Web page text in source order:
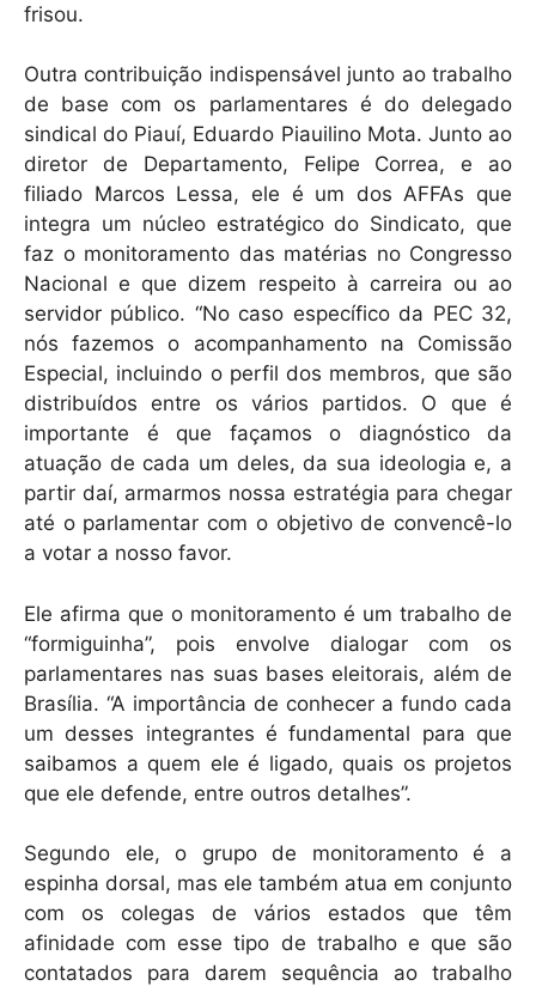
frisou.
Outra contribuição indispensável junto ao trabalho
de base com os parlamentares é do delegado
sindical do Piauí, Eduardo Piauilino Mota. Junto ao
diretor de Departamento, Felipe Correa, e ao
filiado Marcos Lessa, ele é um dos AFFAs que
integra um núcleo estratégico do Sindicato, que
faz o monitoramento das matérias no Congresso
Nacional e que dizem respeito à carreira ou ao
servidor público. “No caso específico da PEC 32,
nós fazemos o acompanhamento na Comissão
Especial, incluindo o perfil dos membros, que são
distribuídos entre os vários partidos. O que é
importante é que façamos o diagnóstico da
atuação de cada um deles, da sua ideologia e, a
partir daí, armarmos nossa estratégia para chegar
até o parlamentar com o objetivo de convencê-lo
a votar a nosso favor.
Ele afirma que o monitoramento é um trabalho de
“formiguinha”, pois envolve dialogar com os
parlamentares nas suas bases eleitorais, além de
Brasília. “A importância de conhecer a fundo cada
um desses integrantes é fundamental para que
saibamos a quem ele é ligado, quais os projetos
que ele defende, entre outros detalhes”.
Segundo ele, o grupo de monitoramento é a
espinha dorsal, mas ele também atua em conjunto
com os colegas de vários estados que têm
afinidade com esse tipo de trabalho e que são
contatados para darem sequência ao trabalho